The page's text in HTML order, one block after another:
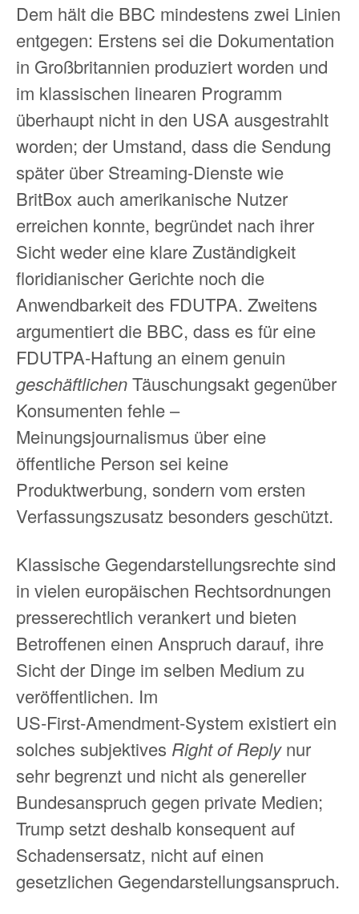
Dem hält die BBC mindestens zwei Linien
entgegen: Erstens sei die Dokumentation
in Großbritannien produziert worden und
im klassischen linearen Programm
überhaupt nicht in den USA ausgestrahlt
worden; der Umstand, dass die Sendung
später über Streaming‑Dienste wie
BritBox auch amerikanische Nutzer
erreichen konnte, begründet nach ihrer
Sicht weder eine klare Zuständigkeit
floridianischer Gerichte noch die
Anwendbarkeit des FDUTPA. Zweitens
argumentiert die BBC, dass es für eine
FDUTPA‑Haftung an einem genuin
geschäftlichenTäuschungsakt gegenüber
Konsumenten fehle –
Meinungsjournalismus über eine
öffentliche Person sei keine
Produktwerbung, sondern vom ersten
Verfassungszusatz besonders geschützt.
Klassische Gegendarstellungsrechte sind
in vielen europäischen Rechtsordnungen
presserechtlich verankert und bieten
Betroffenen einen Anspruch darauf, ihre
Sicht der Dinge im selben Medium zu
veröffentlichen. Im
US‑First‑Amendment‑System existiert ein
solches subjektives Right of Replynur
sehr begrenzt und nicht als genereller
Bundesanspruch gegen private Medien;
Trump setzt deshalb konsequent auf
Schadensersatz, nicht auf einen
gesetzlichen Gegendarstellungsanspruch.